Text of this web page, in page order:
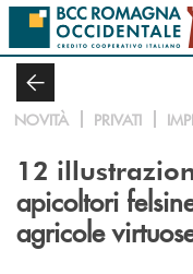
Salta al contenuto principale
NOVITÀ PRIVATI
12
apicoltori
agricole